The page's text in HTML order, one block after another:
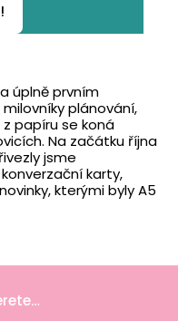
úplně prvním
plánování,
papíru se koná
Na začátku října
jsme
karty,
kterými byly A5